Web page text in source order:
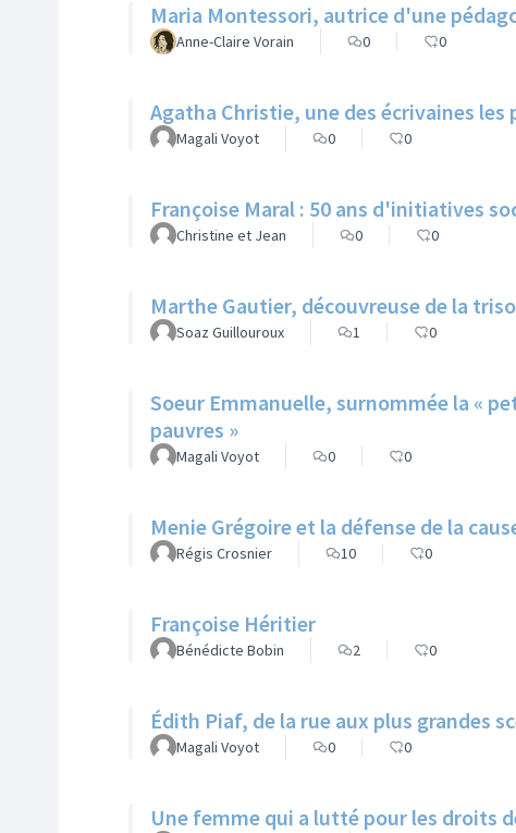
Maria Montessori, autrice d'une
Anne-Claire Vorain 0 0
Agatha Christie, une des écrivaines
Magali Voyot 0 0
Françoise Maral : 50 ans d'initiatives
Christine et Jean 0 0
Marthe Gautier, découvreuse de la
Soaz Guillouroux 1 0
Soeur Emmanuelle, surnommée la «
pauvres »
Magali Voyot 0 0
Menie Grégoire et la défense de la
Régis Crosnier 10 0
Françoise Héritier
Bénédicte Bobin 2 0
Édith Piaf, de la rue aux plus grandes
Magali Voyot 0 0
Une femme qui a lutté pour les droits